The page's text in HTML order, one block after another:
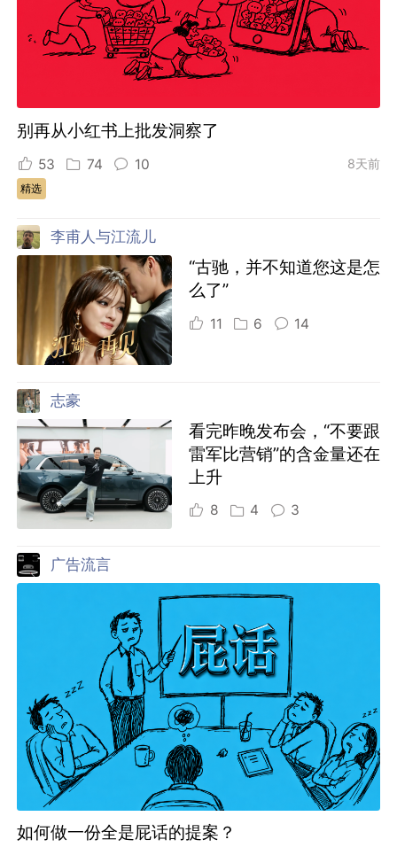
别再从小红书上批发洞察了
53 74 10 8天前
精选
李甫人与江流儿
“古驰，并不知道您这是怎
么了”
11 6 14
志豪
看完昨晚发布会，“不要跟
雷军比营销”的含金量还在
上升
8 4 3
广告流言
如何做一份全是屁话的提案？